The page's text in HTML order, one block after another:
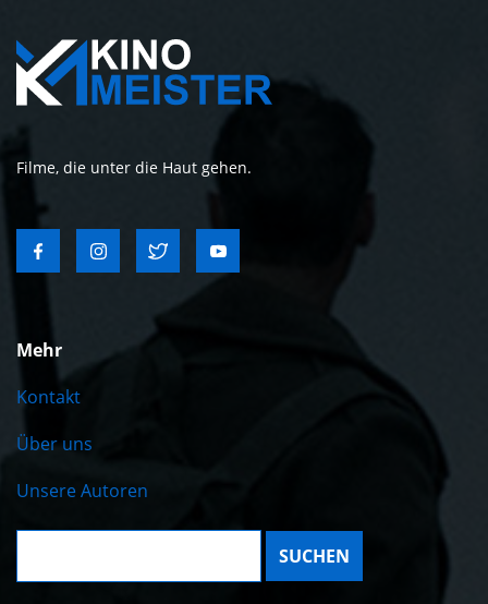
Filme, die unter die Haut gehen.
Mehr
Kontakt
Über uns
Unsere Autoren
Suche: